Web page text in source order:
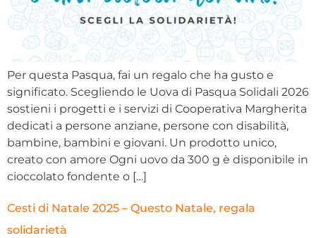
Per questa Pasqua, fai un regalo che ha gusto e
significato. Scegliendo le Uova di Pasqua Solidali 2026
sostieni i progetti e i servizi di Cooperativa Margherita
dedicati a persone anziane, persone con disabilità,
bambine, bambini e giovani. Un prodotto unico,
creato con amore Ogni uovo da 300 g è disponibile in
cioccolato fondente o […]
Cesti di Natale 2025 – Questo Natale, regala
solidarietà